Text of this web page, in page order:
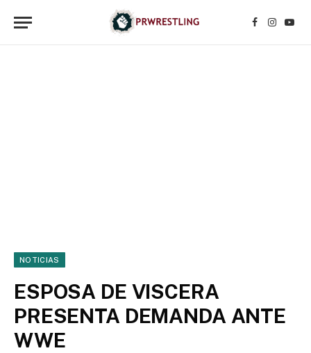
Facebook
NOTICIAS
ESPOSA DE VISCERA
PRESENTA DEMANDA ANTE
WWE